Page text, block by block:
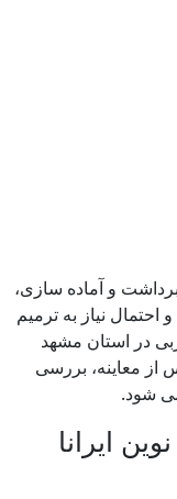
و آماده سازی،
نیاز به ترمیم
در استان مشهد
از معاینه، بررسی
می شود.
ایرانا